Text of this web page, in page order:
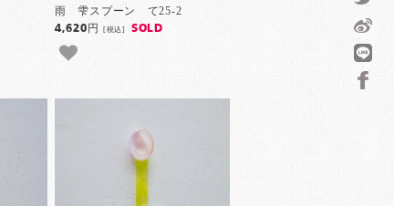
雨 雫スプーン て25-2
4,620円[税込] SOLD